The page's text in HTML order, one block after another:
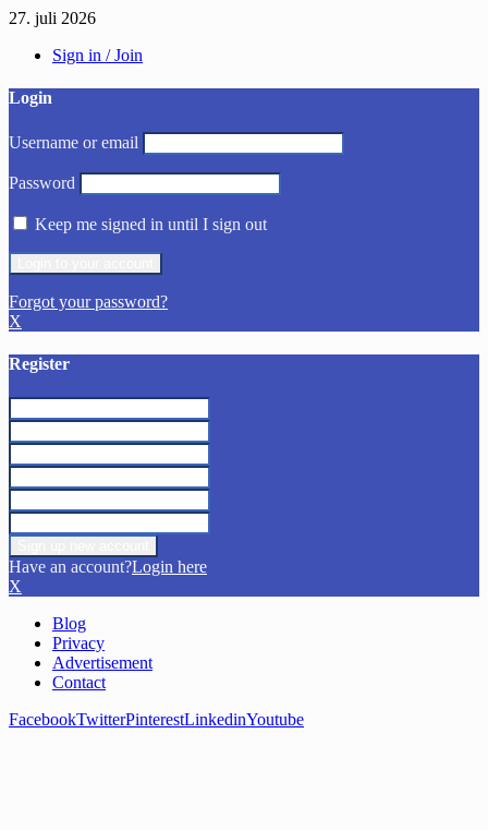
27. juli 2026
Sign in / Join
Login
Username or email
Password
Keep me signed in until I sign out
Forgot your password?
X
Register
Have an account?Login here
X
Blog
Privacy
Advertisement
Contact
FacebookTwitterPinterestLinkedinYoutube